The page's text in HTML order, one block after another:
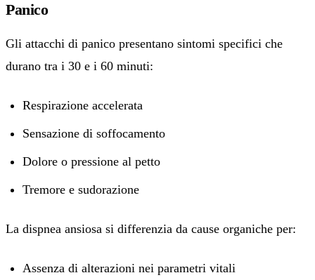
Panico
Gli attacchi di panico presentano sintomi specifici che
durano tra i 30 e i 60 minuti:
Respirazione accelerata
Sensazione di soffocamento
Dolore o pressione al petto
Tremore e sudorazione
La dispnea ansiosa si differenzia da cause organiche per:
Assenza di alterazioni nei parametri vitali